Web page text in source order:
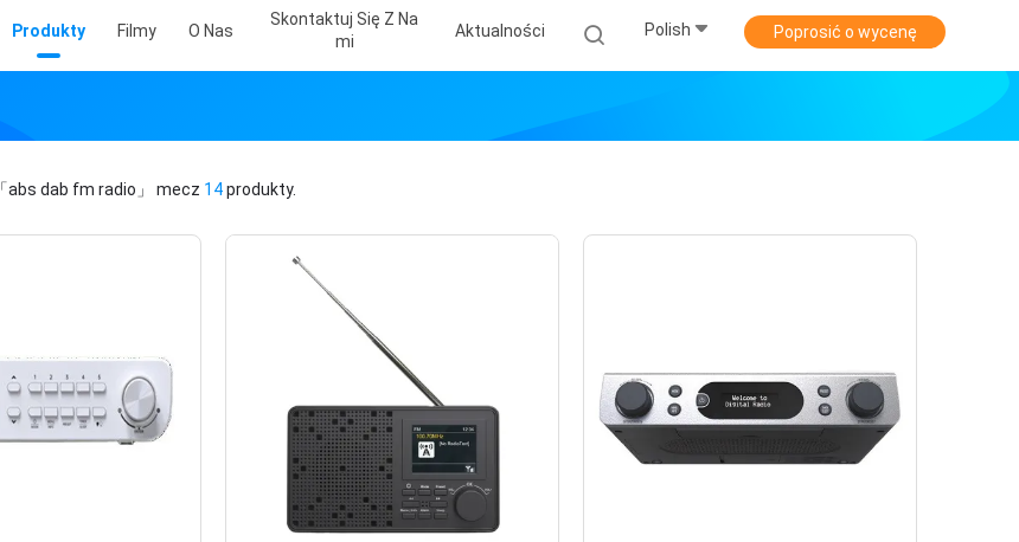
Produkty Filmy O Nas
Skontaktuj Się Z Na
Mi
Aktualności Polish Poprosić o wycenę
「abs dab fm radio」 mecz 14produkty.